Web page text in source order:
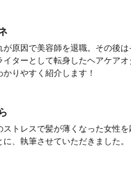
が原因で美容師を退職。その後
イターとして転身したヘアケア
かりやすく紹介します！
ストレスで髪が薄くなった女性
に、執筆させていただきました。